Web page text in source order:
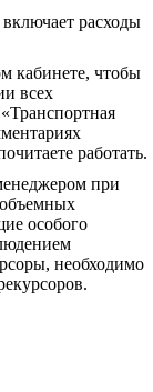
расходы
кабинете, чтобы
всех
работать.
при
особого
необходимо